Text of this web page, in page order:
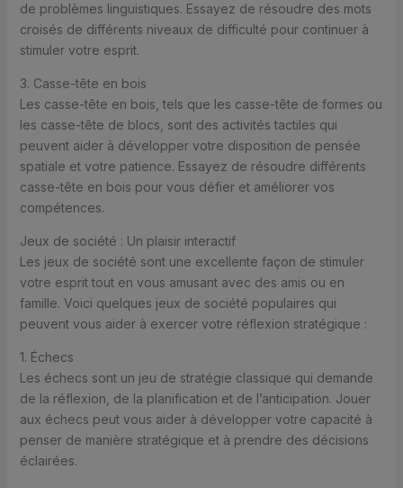
de problèmes linguistiques. Essayez de résoudre des mots
croisés de différents niveaux de difficulté pour continuer à
stimuler votre esprit.
3. Casse-tête en bois
Les casse-tête en bois, tels que les casse-tête de formes ou
les casse-tête de blocs, sont des activités tactiles qui
peuvent aider à développer votre disposition de pensée
spatiale et votre patience. Essayez de résoudre différents
casse-tête en bois pour vous défier et améliorer vos
compétences.
Jeux de société : Un plaisir interactif
Les jeux de société sont une excellente façon de stimuler
votre esprit tout en vous amusant avec des amis ou en
famille. Voici quelques jeux de société populaires qui
peuvent vous aider à exercer votre réflexion stratégique :
1. Échecs
Les échecs sont un jeu de stratégie classique qui demande
de la réflexion, de la planification et de l’anticipation. Jouer
aux échecs peut vous aider à développer votre capacité à
penser de manière stratégique et à prendre des décisions
éclairées.